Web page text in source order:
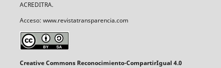
ACREDITRA.
Acceso: www.revistatransparencia.com
Creative Commons Reconocimiento-CompartirIgual 4.0